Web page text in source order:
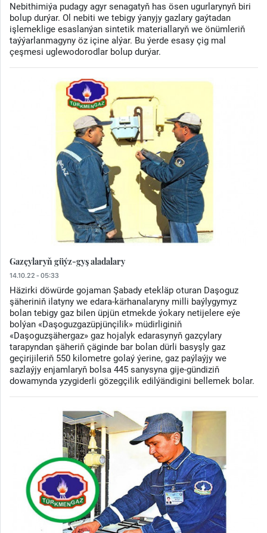
Nebithimiýa pudagy agyr senagatyň has ösen ugurlarynyň biri
bolup durýar. Ol nebiti we tebigy ýanyjy gazlary gaýtadan
işlemeklige esaslanýan sintetik materiallaryň we önümleriň
taýýarlanmagyny öz içine alýar. Bu ýerde esasy çig mal
çeşmesi uglewodorodlar bolup durýar.
Gazçylaryň güýz-gyş aladalary
14.10.22 - 05:33
Häzirki döwürde gojaman Şabady etekläp oturan Daşoguz
şäheriniň ilatyny we edara-kärhanalaryny milli baýlygymyz
bolan tebigy gaz bilen üpjün etmekde ýokary netijelere eýe
bolýan «Daşoguzgazüpjünçilik» müdirliginiň
«Daşoguzşähergaz» gaz hojalyk edarasynyň gazçylary
tarapyndan şäheriň çäginde bar bolan dürli basyşly gaz
geçirijileriň 550 kilometre golaý ýerine, gaz paýlaýjy we
sazlaýjy enjamlaryň bolsa 445 sanysyna gije-gündiziň
dowamynda yzygiderli gözegçilik edilýändigini bellemek bolar.